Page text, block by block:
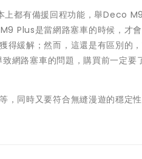
上都有備援回程功能，舉Deco
Plus是當網路塞車的時候，才
得緩解；然而，這還是有區別的
網路塞車的問題，購買前一定要
，同時又要符合無縫漫遊的穩定